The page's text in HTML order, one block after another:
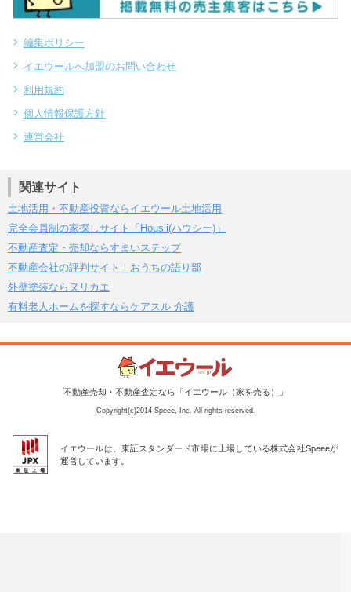
編集ポリシー
イエウールへ加盟のお問い合わせ
利用規約
個人情報保護方針
運営会社
関連サイト
土地活用・不動産投資ならイエウール土地活用
完全会員制の家探しサイト「Housii(ハウシー)」
不動産査定・売却ならすまいステップ
不動産会社の評判サイト｜おうちの語り部
外壁塗装ならヌリカエ
有料老人ホームを探すならケアスル 介護
不動産売却・不動産査定なら「イエウール（家を売る）」
Copyright(c)2014 Speee, Inc. All rights reserved.
イエウールは、東証スタンダード市場に上場している株式会社Speeeが
運営しています。